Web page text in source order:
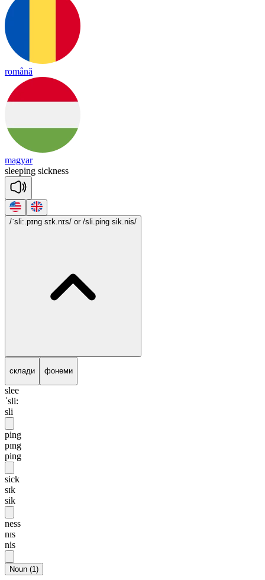
română
magyar
sleeping sickness
/ˈsli:.pɪng sɪk.nɪs/ or /sli.ping sik.nis/
склади фонеми
slee
ˈsli:
sli
ping
pɪng
ping
sick
sɪk
sik
ness
nɪs
nis
Noun (1)